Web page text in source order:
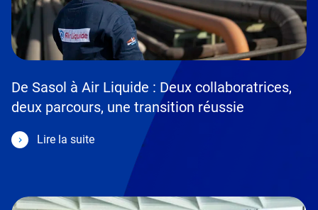
De Sasol à Air Liquide : Deux collaboratrices,
deux parcours, une transition réussie
Lire la suite